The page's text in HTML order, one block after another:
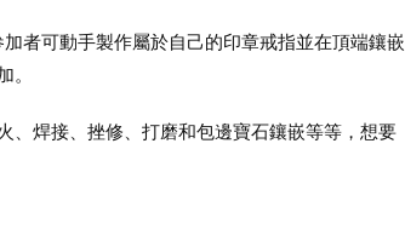
者可動手製作屬於自己的印章戒指並在頂端鑲嵌
、焊接、挫修、打磨和包邊寶石鑲嵌等等，想要